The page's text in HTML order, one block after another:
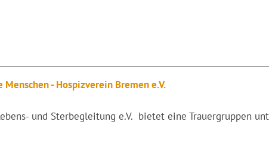
- Hospizverein Bremen e.V.
und Sterbegleitung e.V. bietet eine Trauergruppen